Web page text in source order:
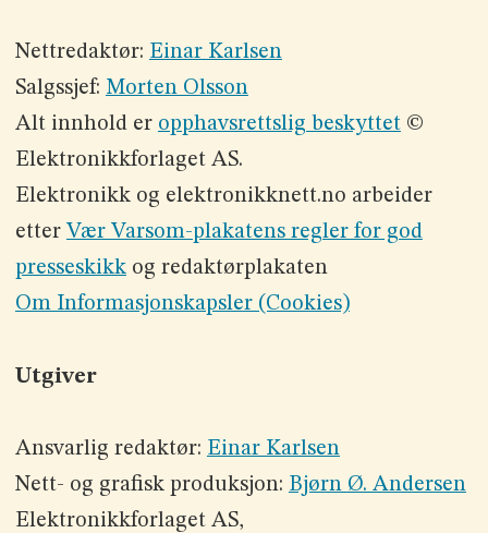
Nettredaktør: Einar Karlsen
Salgssjef: Morten Olsson
Alt innhold er opphavsrettslig beskyttet©
Elektronikkforlaget AS.
Elektronikk og elektronikknett.no arbeider
etter Vær Varsom-plakatens regler for god
presseskikkog redaktørplakaten
Om Informasjonskapsler (Cookies)
Utgiver
Ansvarlig redaktør: Einar Karlsen
Nett- og grafisk produksjon: Bjørn Ø. Andersen
Elektronikkforlaget AS,